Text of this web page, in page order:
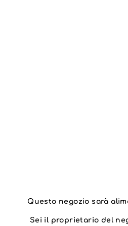
Questo negozio sarà
Sei il proprietario del